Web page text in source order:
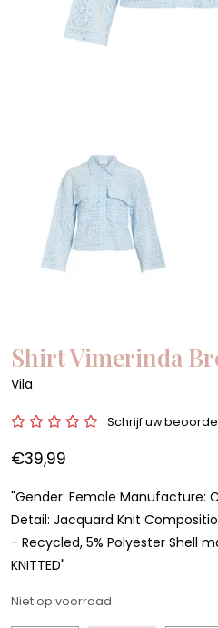
Shirt Vimerinda
Vila
Schrijf uw
€39,99
"Gender: Female Manufacture:
Detail: Jacquard Knit
- Recycled, 5% Polyester Shell
KNITTED"
Niet op voorraad